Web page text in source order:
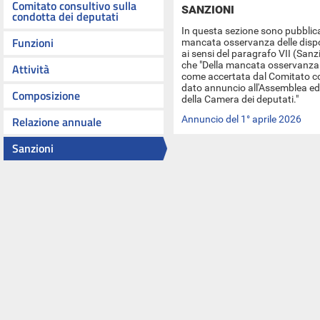
Comitato consultivo sulla
condotta dei deputati
Funzioni
Attività
Composizione
Relazione annuale
Sanzioni
SANZIONI
In questa sezione sono
mancata osservanza delle
ai sensi del paragrafo VII
che "Della mancata
come accertata dal Comitato
dato annuncio all'Assemblea
della Camera dei deputati."
Annuncio del 1° aprile 2026